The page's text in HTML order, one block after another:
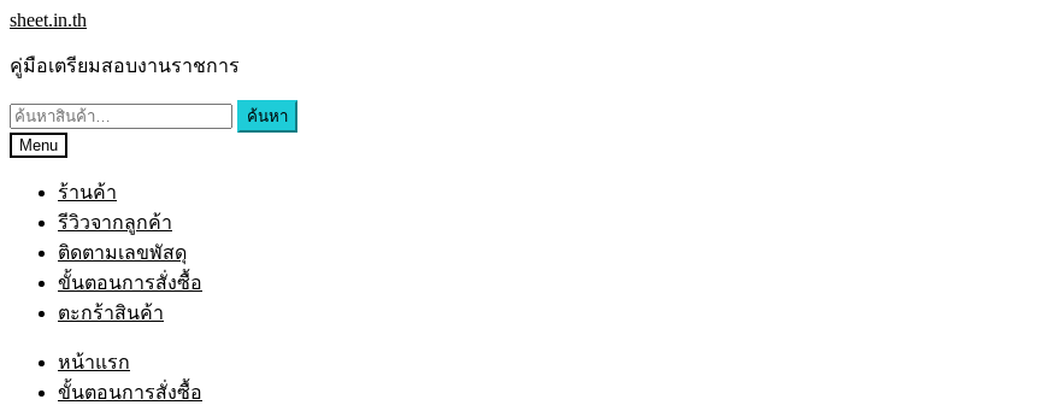
Skip
navigation
Skip
content
sheet.in.th
คู่มือเตรียมสอบงานราชการ
ค้นหา:
ค้นหา
Menu
ร้านค้า
รีวิวจากลูกค้า
ติดตามเลขพัสดุ
ขั้นตอนการสั่งซื้อ
ตะกร้าสินค้า
หน้าแรก
ขั้นตอนการสั่งซื้อ